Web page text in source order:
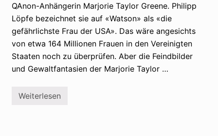
QAnon-Anhängerin Marjorie Taylor Greene. Philipp
Löpfe bezeichnet sie auf «Watson» als «die
gefährlichste Frau der USA». Das wäre angesichts
von etwa 164 Millionen Frauen in den Vereinigten
Staaten noch zu überprüfen. Aber die Feindbilder
und Gewaltfantasien der Marjorie Taylor …
P
Weiterlesen